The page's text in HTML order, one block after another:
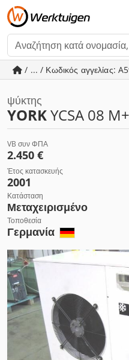
/ ... / Κωδικός αγγελίας:
ψύκτης
YORKYCSA 08
VB συν ΦΠΑ
2.450 €
Έτος κατασκευής
2001
Κατάσταση
Μεταχειρισμένο
Τοποθεσία
Γερμανία